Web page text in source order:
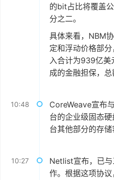
的bit占比将覆盖
分之二。
具体来看，NBM
定和浮动价格部
入合计为939亿美
成的金融担保，
10:48
CoreWeave宣布
台的企业级固态
台其他部分的存
10:27
Netlist宣布，已
作。根据这项协